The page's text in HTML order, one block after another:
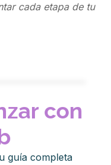
cada etapa de tu
con
guía completa